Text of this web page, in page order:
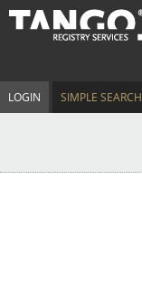
LOGIN SIMPLE SEARCH